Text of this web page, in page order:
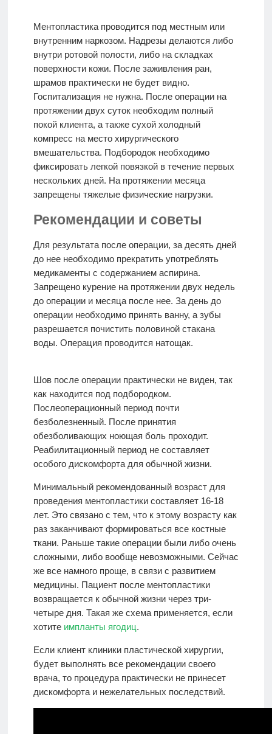
Ментопластика проводится под местным или
внутренним наркозом. Надрезы делаются либо
внутри ротовой полости, либо на складках
поверхности кожи. После заживления ран,
шрамов практически не будет видно.
Госпитализация не нужна. После операции на
протяжении двух суток необходим полный
покой клиента, а также сухой холодный
компресс на место хирургического
вмешательства. Подбородок необходимо
фиксировать легкой повязкой в течение первых
нескольких дней. На протяжении месяца
запрещены тяжелые физические нагрузки.
Рекомендации и советы
Для результата после операции, за десять дней
до нее необходимо прекратить употреблять
медикаменты с содержанием аспирина.
Запрещено курение на протяжении двух недель
до операции и месяца после нее. За день до
операции необходимо принять ванну, а зубы
разрешается почистить половиной стакана
воды. Операция проводится натощак.
Шов после операции практически не виден, так
как находится под подбородком.
Послеоперационный период почти
безболезненный. После принятия
обезболивающих ноющая боль проходит.
Реабилитационный период не составляет
особого дискомфорта для обычной жизни.
Минимальный рекомендованный возраст для
проведения ментопластики составляет 16-18
лет. Это связано с тем, что к этому возрасту как
раз заканчивают формироваться все костные
ткани. Раньше такие операции были либо очень
сложными, либо вообще невозможными. Сейчас
же все намного проще, в связи с развитием
медицины. Пациент после ментопластики
возвращается к обычной жизни через три-
четыре дня. Такая же схема применяется, если
хотите импланты ягодиц.
Если клиент клиники пластической хирургии,
будет выполнять все рекомендации своего
врача, то процедура практически не принесет
дискомфорта и нежелательных последствий.